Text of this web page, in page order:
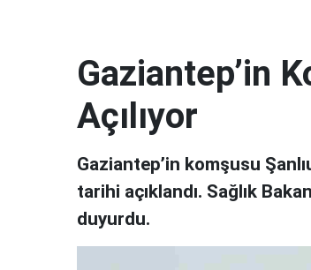
Gaziantep’in
Açılıyor
Gaziantep’in komşusu
tarihi açıklandı. Sağlık
duyurdu.